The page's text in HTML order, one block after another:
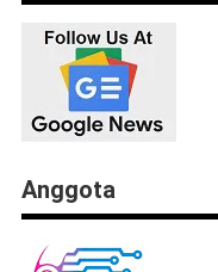
Anggota